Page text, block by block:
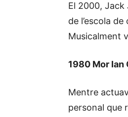
El 2000, Jack
de l’escola
Musicalment
1980 Mor Ian
Mentre
personal que